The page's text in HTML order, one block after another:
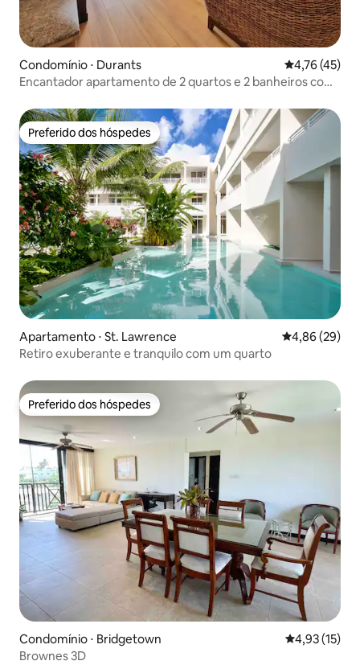
Condomínio ⋅ Durants 4,76 de uma
4,76 (45)
Encantador apartamento de 2 quartos e 2 banheiros com
Preferido dos hóspedes
Preferido dos hóspedes
Apartamento ⋅ St. Lawrence 4,86 de uma
4,86 (29)
Retiro exuberante e tranquilo com um quarto
Preferido dos hóspedes
Preferido dos hóspedes
Condomínio ⋅ Bridgetown 4,93 de uma
4,93 (15)
Brownes 3D